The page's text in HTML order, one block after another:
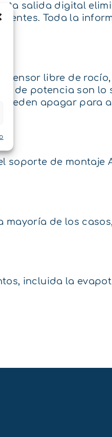
salida digital
Toda la
libre de
de potencia son lo
apagar para
soporte de montaje
mayoría de los
incluida la